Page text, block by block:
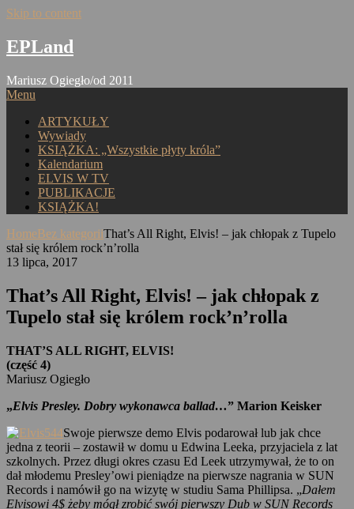
Skip to content
EPLand
Mariusz Ogiegło/od 2011
Menu
ARTYKUŁY
Wywiady
KSIĄŻKA: „Wszystkie płyty króla”
Kalendarium
ELVIS W TV
PUBLIKACJE
KSIĄŻKA!
HomeBez kategoriiThat’s All Right, Elvis! – jak chłopak z Tupelo
stał się królem rock’n’rolla
13 lipca, 2017
That’s All Right, Elvis! – jak chłopak z
Tupelo stał się królem rock’n’rolla
THAT’S ALL RIGHT, ELVIS!
(część 4)
Mariusz Ogiegło
„Elvis Presley. Dobry wykonawca ballad…” Marion Keisker
Swoje pierwsze demo Elvis podarował lub jak chce
jedna z teorii – zostawił w domu u Edwina Leeka, przyjaciela z lat
szkolnych. Przez długi okres czasu Ed Leek utrzymywał, że to on
dał młodemu Presley’owi pieniądze na pierwsze nagrania w SUN
Records i namówił go na wizytę w studiu Sama Phillipsa. „Dałem
Elvisowi 4$ żeby mógł zrobić swój pierwszy Dub w SUN Records